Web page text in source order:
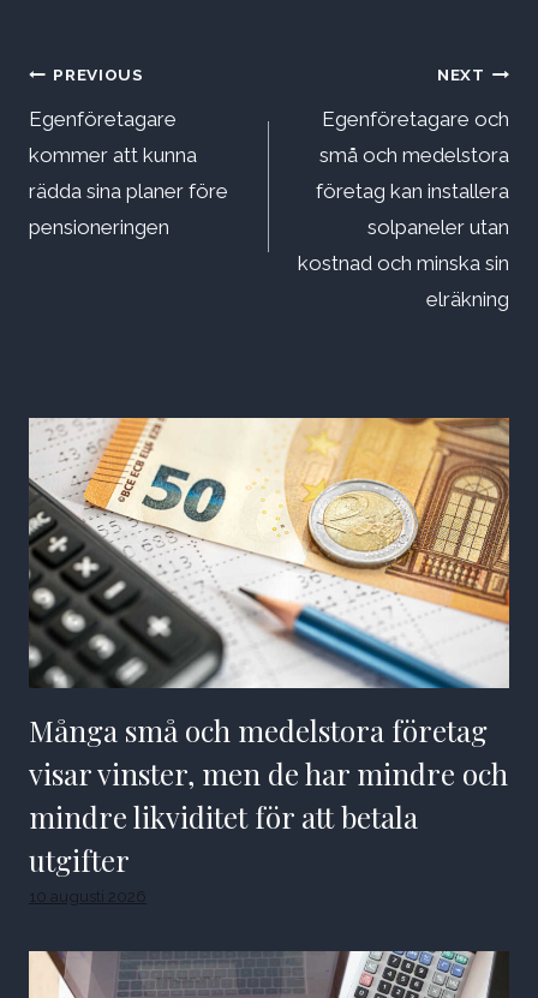
Inläggsnavigering
PREVIOUS
Egenföretagare
kommer att kunna
rädda sina planer före
pensioneringen
NEXT
Egenföretagare och
små och medelstora
företag kan installera
solpaneler utan
kostnad och minska sin
elräkning
Många små och medelstora företag
visar vinster, men de har mindre och
mindre likviditet för att betala
utgifter
10 augusti 2026